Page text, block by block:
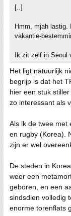
[..]
Hmm, mjah lastig.
vakantie-
Ik zit zelf in Seoul
Het ligt natuurlijk
begrijp is dat het
hier een stuk
zo interessant als
Als ik de twee met
en rugby (Korea).
zijn er wel
De steden in
weer een
geboren, en een
sindsdien volledig
enorme torenflats